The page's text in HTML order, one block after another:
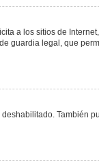
a los sitios de
guardia legal, que
También